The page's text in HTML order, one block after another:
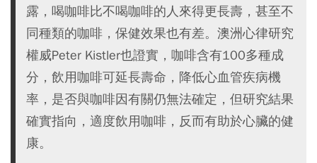
露，喝咖啡比不喝咖啡的人來得更長壽，甚至不
同種類的咖啡，保健效果也有差。澳洲心律研究
權威Peter Kistler也證實，咖啡含有100多種成
分，飲用咖啡可延長壽命，降低心血管疾病機
率，是否與咖啡因有關仍無法確定，但研究結果
確實指向，適度飲用咖啡，反而有助於心臟的健
康。